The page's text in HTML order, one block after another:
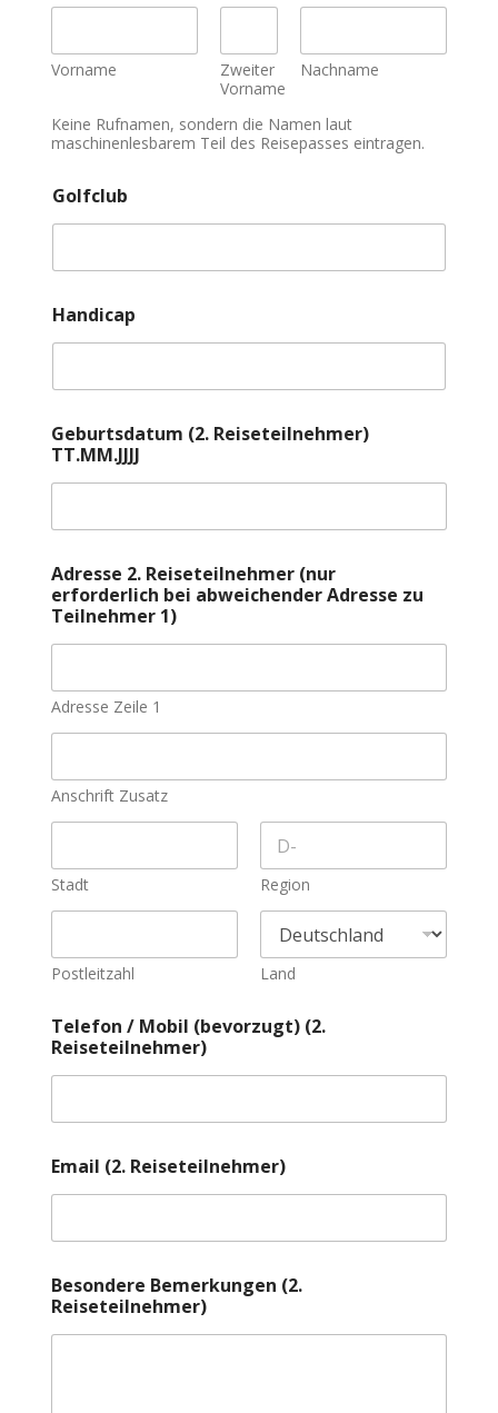
Vorname
Zweiter
Vorname
Nachname
Keine Rufnamen, sondern die Namen laut
maschinenlesbarem Teil des Reisepasses eintragen.
Golfclub
Handicap
Geburtsdatum (2. Reiseteilnehmer)
TT.MM.JJJJ
Adresse 2. Reiseteilnehmer (nur
erforderlich bei abweichender Adresse zu
Teilnehmer 1)
Adresse Zeile 1
Anschrift Zusatz
Stadt Region
Postleitzahl Land
Telefon / Mobil (bevorzugt) (2.
Reiseteilnehmer)
Email (2. Reiseteilnehmer)
k
o
p
Besondere Bemerkungen (2.
Reiseteilnehmer)